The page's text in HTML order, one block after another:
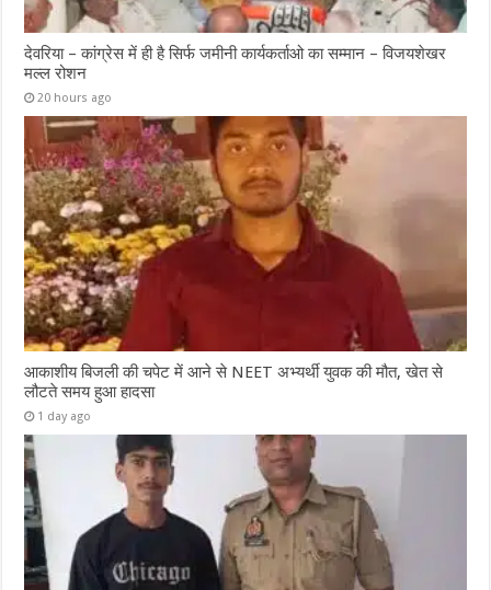
देवरिया – कांग्रेस में ही है सिर्फ जमीनी कार्यकर्ताओ का सम्मान – विजयशेखर
मल्ल रोशन
20 hours ago
आकाशीय बिजली की चपेट में आने से NEET अभ्यर्थी युवक की मौत, खेत से
लौटते समय हुआ हादसा
1 day ago